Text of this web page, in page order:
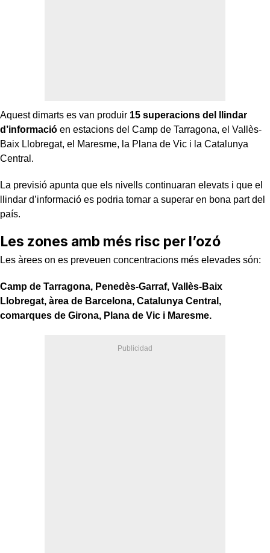
Aquest dimarts es van produir 15 superacions del llindar
d’informació en estacions del Camp de Tarragona, el Vallès-
Baix Llobregat, el Maresme, la Plana de Vic i la Catalunya
Central.
La previsió apunta que els nivells continuaran elevats i que el
llindar d’informació es podria tornar a superar en bona part del
país.
Les zones amb més risc per l’ozó
Les àrees on es preveuen concentracions més elevades són:
Camp de Tarragona, Penedès-Garraf, Vallès-Baix
Llobregat, àrea de Barcelona, Catalunya Central,
comarques de Girona, Plana de Vic i Maresme.